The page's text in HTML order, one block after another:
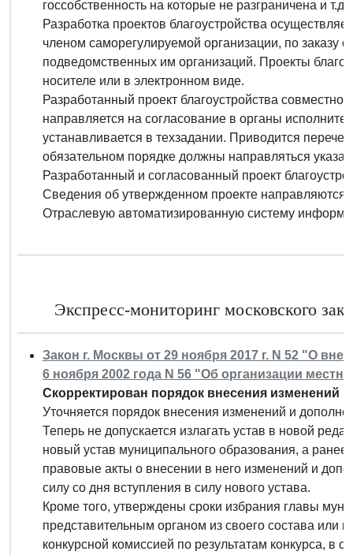
госсобственность на которые не разграничена и т.д.
Разработка проектов благоустройства
членом саморегулируемой организации, по заказу
подведомственных им организаций. Проекты
носителе или в электронном виде.
Разработанный проект благоустройства
направляется на согласование в органы
устанавливается в техзадании. Приводится
обязательном порядке должны направляться
Разработанный и согласованный проект
Сведения об утвержденном проекте направляются
Отраслевую автоматизированную систему
Экспресс-мониторинг московского
Закон г. Москвы от 29 ноября 2017 г. N 52 "О
6 ноября 2002 года N 56 "Об организации
Скорректирован порядок внесения изменений
Уточняется порядок внесения изменений и
Теперь не допускается излагать устав в новой
новый устав муниципального образования, а
правовые акты о внесении в него изменений и
силу со дня вступления в силу нового устава.
Кроме того, утверждены сроки избрания главы
представительным органом из своего состава или
конкурсной комиссией по результатам конкурса, в